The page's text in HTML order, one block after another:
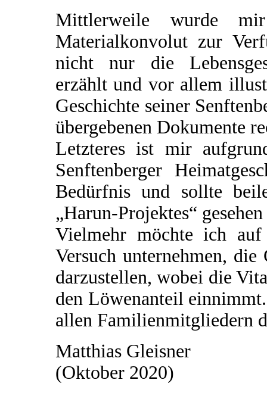
Mittlerweile wurde
Materialkonvolut zur
nicht nur die
erzählt und vor allem
Geschichte seiner
übergebenen Dokumente
Letzteres ist mir
Senftenberger
Bedürfnis und sollte
„Harun-Projektes“
Vielmehr möchte ich
Versuch unternehmen,
darzustellen, wobei die
den Löwenanteil
allen Familienmitgliedern
Matthias Gleisner
(Oktober 2020)